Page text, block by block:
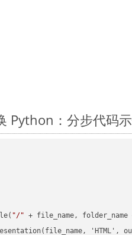
Python：分步代码
"/" + file_name, folder_name
'HTML',